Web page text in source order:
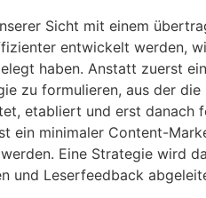
Sicht mit einem
entwickelt werden,
haben. Anstatt zuerst
zu formulieren, aus der
etabliert und erst danach
ein minimaler Content-
Eine Strategie wird
und Leserfeedback